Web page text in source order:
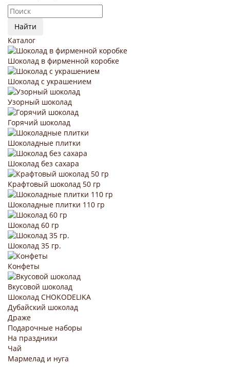
Найти
Каталог
Шоколад в фирменной коробке
Шоколад с украшением
Узорный шоколад
Горячий шоколад
Шоколадные плитки
Шоколад без сахара
Крафтовый шоколад 50 гр
Шоколадные плитки 110 гр
Шоколад 60 гр
Шоколад 35 гр.
Конфеты
Вкусовой шоколад
Шоколад CHOKODELIKA
Дубайский шоколад
Драже
Подарочные наборы
На праздники
Чай
Мармелад и нуга